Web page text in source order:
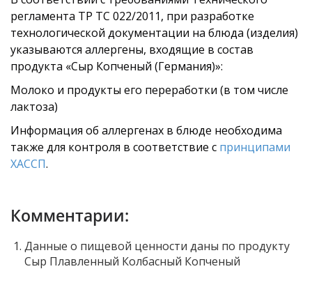
регламента ТР ТС 022/2011, при разработке
технологической документации на блюда (изделия)
указываются аллергены, входящие в состав
продукта «Сыр Копченый (Германия)»:
Молоко и продукты его переработки (в том числе
лактоза)
Информация об аллергенах в блюде необходима
также для контроля в соответствие с принципами
ХАССП.
Комментарии:
Данные о пищевой ценности даны по продукту
Сыр Плавленный Колбасный Копченый